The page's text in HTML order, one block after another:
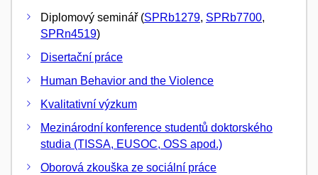
Diplomový seminář (SPRb1279, SPRb7700,
SPRn4519)
Disertační práce
Human Behavior and the Violence
Kvalitativní výzkum
Mezinárodní konference studentů doktorského
studia (TISSA, EUSOC, OSS apod.)
Oborová zkouška ze sociální práce